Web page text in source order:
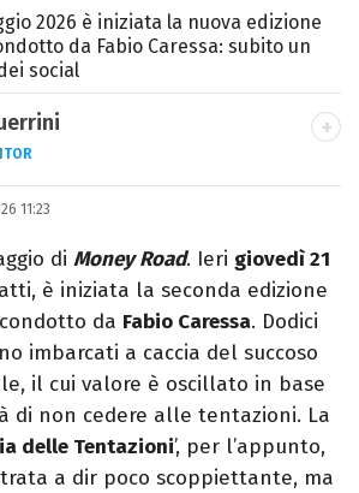
2026 è iniziata la nuova edizione
da Fabio Caressa: subito un
social
Lettere, smania di viaggi e
per i cartoni (della pizza e della
11:23
di Money Road. Ieri giovedì 21
è iniziata la seconda edizione
da Fabio Caressa. Dodici
imbarcati a caccia del succoso
il cui valore è oscillato in base
di non cedere alle tentazioni. La
delle Tentazioni’, per l’appunto,
a dir poco scoppiettante, ma